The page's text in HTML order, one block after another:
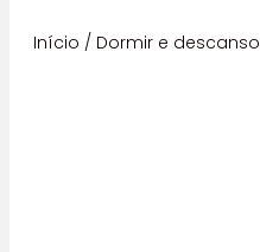
Início / Dormir e descanso